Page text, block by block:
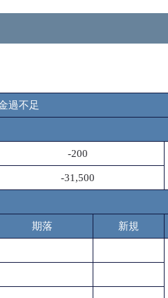
過不足
-200
-31,500
期落 新規